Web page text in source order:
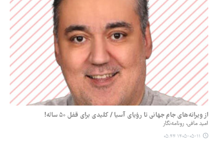
از ویرانه‌های جام جهانی تا رؤیای آسیا / کلیدی برای قفل ۵۰ ساله!
امید مافی، رونامه‌نگار
۱۴۰۵-۰۵-۱۱ ۰۵:۴۴